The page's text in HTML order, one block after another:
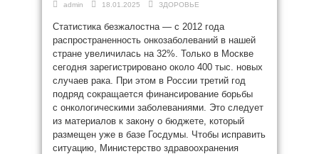
admin 18.01.2025 ЗДОРОВЬЕ
Статистика безжалостна — с 2012 года
распространенность онкозаболеваний в нашей
стране увеличилась на 32%. Только в Москве
сегодня зарегистрировано около 400 тыс. новых
случаев рака. При этом в России третий год
подряд сокращается финансирование борьбы
с онкологическими заболеваниями. Это следует
из материалов к закону о бюджете, который
размещен уже в базе Госдумы. Чтобы исправить
ситуацию, Министерство здравоохранения